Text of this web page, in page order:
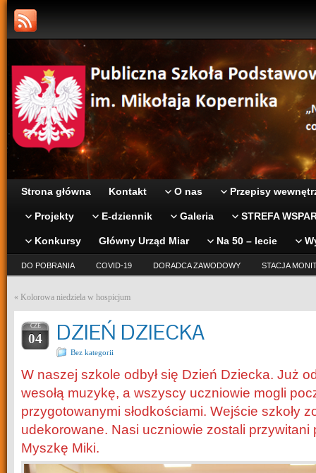
Strona główna Kontakt O nas Przepisy
Projekty E-dziennik Galeria STREFA
Konkursy Główny Urząd Miar Na 50 – lecie
DO POBRANIA COVID-19 DORADCA ZAWODOWY STACJA
« Kolorowa niedziela w hospicjum
CZE
04 DZIEŃ DZIECKA
Bez kategorii
W naszej szkole odbył się Dzień Dziecka. Już
wesołą muzykę, a wszyscy uczniowie mogli
przygotowanymi słodkościami. Wejście szkoły
udekorowane. Nasi uczniowie zostali przywitani
Myszkę Miki.